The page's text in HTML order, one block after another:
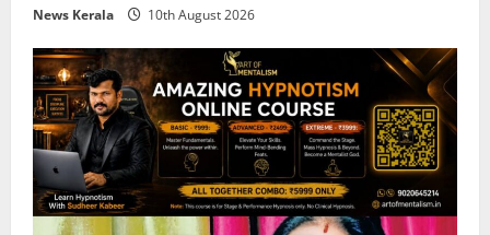
News Kerala 10th August 2026